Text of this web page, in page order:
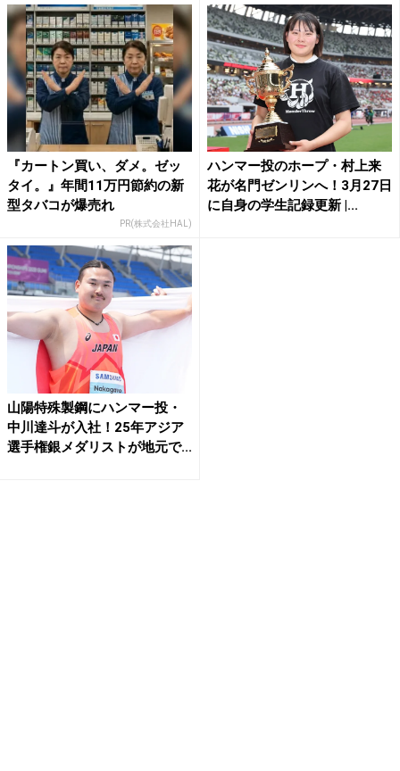
『カートン買い、ダメ。ゼッ
タイ。』年間11万円節約の新
型タバコが爆売れ
PR(株式会社HAL)
ハンマー投のホープ・村上来
花が名門ゼンリンへ！3月27日
に自身の学生記録更新 |...
山陽特殊製鋼にハンマー投・
中川達斗が入社！25年アジア
選手権銀メダリストが地元で...